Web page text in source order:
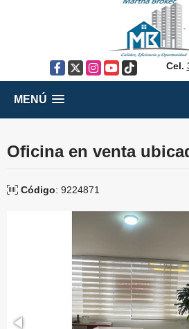
Facebook
X Instagram
YouTube
TikTok Cel.
MENÚ
Oficina en venta
Código: 9224871